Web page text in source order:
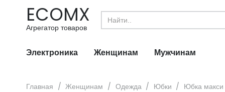
ECOMX
Агрегатор товаров
Search
for:
Электроника Женщинам Мужчинам
Главная / Женщинам / Одежда / Юбки / Юбка макси